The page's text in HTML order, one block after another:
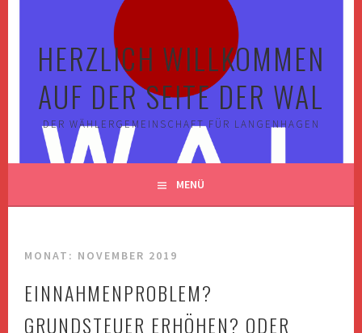
HERZLICH WILLKOMMEN
AUF DER SEITE DER WAL
DER WÄHLERGEMEINSCHAFT FÜR LANGENHAGEN
MENÜ
MONAT: NOVEMBER 2019
EINNAHMENPROBLEM?
GRUNDSTEUER ERHÖHEN? ODER